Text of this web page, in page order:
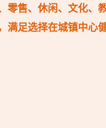
零售、休闲、文化、
满足选择在城镇中心